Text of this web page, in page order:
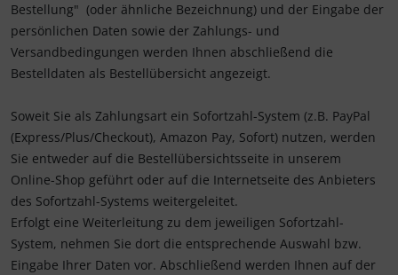
Bestellung" (oder ähnliche Bezeichnung) und der Eingabe der
persönlichen Daten sowie der Zahlungs- und
Versandbedingungen werden Ihnen abschließend die
Bestelldaten als Bestellübersicht angezeigt.
Soweit Sie als Zahlungsart ein Sofortzahl-System (z.B. PayPal
(Express/Plus/Checkout), Amazon Pay, Sofort) nutzen, werden
Sie entweder auf die Bestellübersichtsseite in unserem
Online-Shop geführt oder auf die Internetseite des Anbieters
des Sofortzahl-Systems weitergeleitet.
Erfolgt eine Weiterleitung zu dem jeweiligen Sofortzahl-
System, nehmen Sie dort die entsprechende Auswahl bzw.
Eingabe Ihrer Daten vor. Abschließend werden Ihnen auf der